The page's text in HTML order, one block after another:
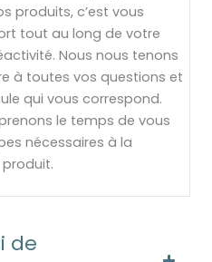
produits, c’est vous
tout au long de votre
Nous nous tenons
à toutes vos questions et
qui vous correspond.
le temps de vous
nécessaires à la
de